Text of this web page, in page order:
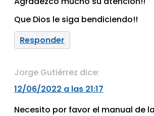
Que Dios le siga bendiciendo!!
Responder
Jorge Gutiérrez dice:
12/06/2022 a las 21:17
Necesito por favor el manual de